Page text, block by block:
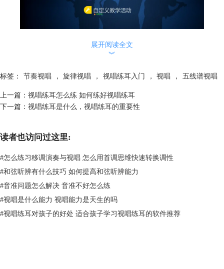
能够自主调整题目的难度程度（如图二），无论你是不是刚接触音乐的小
强自身的听音视唱能力。
展开阅读全文
︾
标签： 节奏视唱 ， 旋律视唱 ， 视唱练耳入门 ， 视唱 ， 五线谱视唱
上一篇： 视唱练耳怎么练 如何练好视唱练耳
下一篇： 视唱练耳是什么，视唱练耳的重要性
读者也访问过这里:
#怎么练习移调演奏与视唱 怎么用首调思维快速转换调性
#和弦听辨有什么技巧 如何提高和弦听辨能力
#音准问题怎么解决 音准不好怎么练
#视唱是什么能力 视唱能力是天生的吗
#视唱练耳对孩子的好处 适合孩子学习视唱练耳的软件推荐